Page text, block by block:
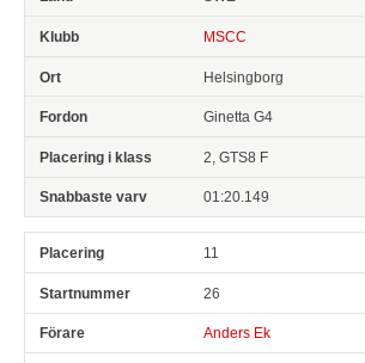
MSCC
Helsingborg
Ginetta G4
2, GTS8 F
01:20.149
11
26
Anders Ek